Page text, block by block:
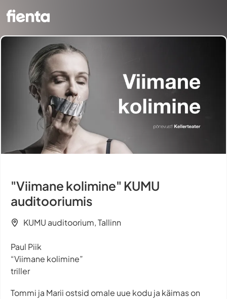
"Viimane kolimine" KUMU
auditooriumis
KUMU auditoorium, Tallinn
Paul Piik
“Viimane kolimine”
triller
Tommi ja Marii ostsid omale uue kodu ja käimas on